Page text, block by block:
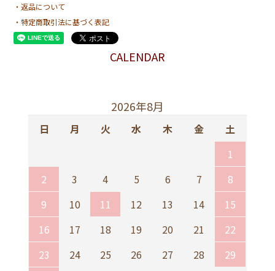
・返品について
・特定商取引法に基づく表記
CALENDAR
2026年8月
日 月 火 水 木 金
土
1
2
3 4 5 6 7
8
9
10 11 12 13 14
15
16
17 18 19 20 21
22
23
24 25 26 27 28
29